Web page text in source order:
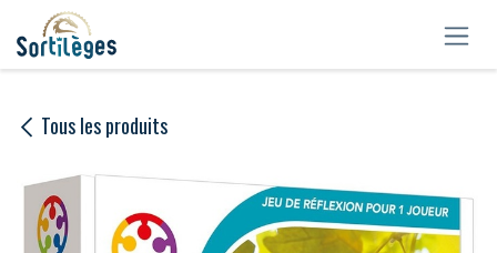
Se rendre au contenu
Tous les produits